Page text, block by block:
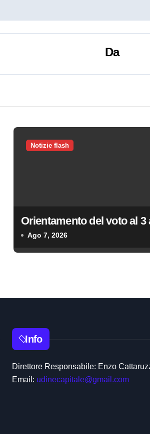
Da
Notizie flash
Orientamento del voto al 3
Ago 7, 2026
Info
Direttore Responsabile: Enzo
Email: udinecapitale@gmail.com